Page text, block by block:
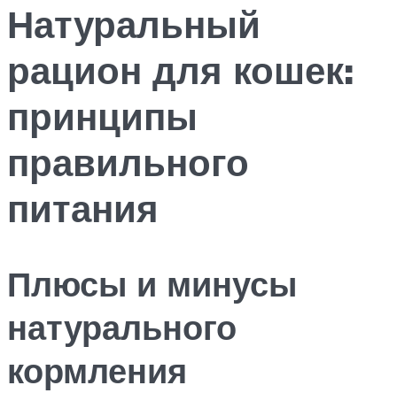
Натуральный
рацион для кошек:
принципы
правильного
питания
Плюсы и минусы
натурального
кормления